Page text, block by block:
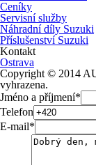
Ceníky
Servisní služby
Náhradní díly Suzuki
Příslušenství Suzuki
Kontakt
Ostrava
Copyright © 2014
vyhrazena.
Jméno a příjmení*
Telefon
E-mail*